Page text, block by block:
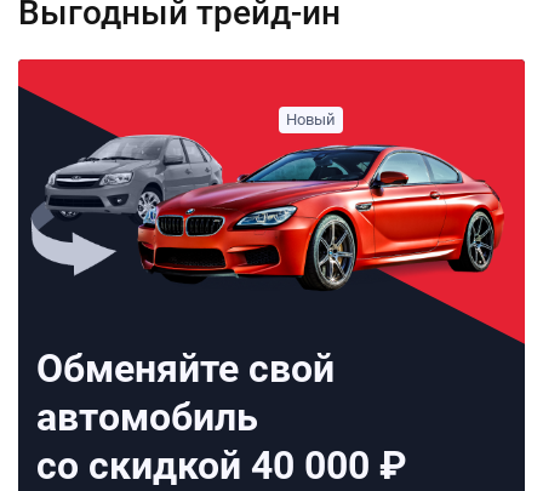
Выгодный трейд-ин
Обменяйте свой
автомобиль
со скидкой 40 000 ₽